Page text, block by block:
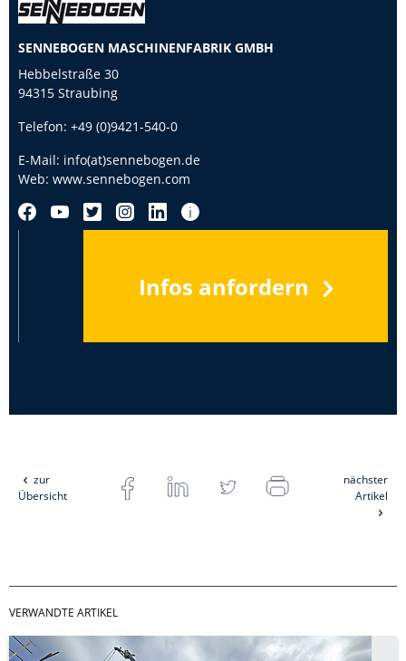
SENNEBOGEN MASCHINENFABRIK GMBH
Hebbelstraße 30
94315 Straubing
Telefon: +49 (0)9421-540-0
E-Mail: info(at)sennebogen.de
Web: www.sennebogen.com
Infos anfordern
zur
Übersicht
nächster
Artikel
VERWANDTE ARTIKEL